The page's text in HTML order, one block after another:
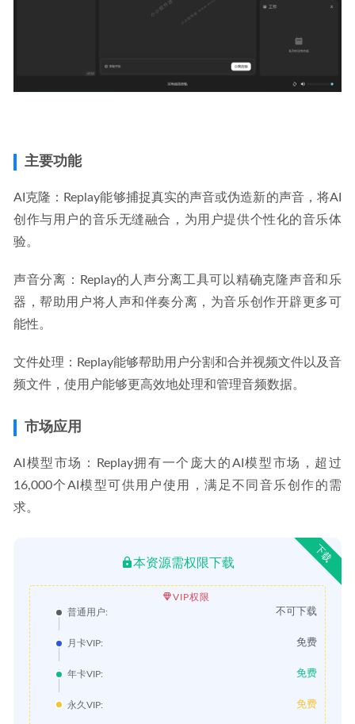
主要功能
AI克隆：Replay能够捕捉真实的声音或伪造新的声音，将AI
创作与用户的音乐无缝融合，为用户提供个性化的音乐体
验。
声音分离：Replay的人声分离工具可以精确克隆声音和乐
器，帮助用户将人声和伴奏分离，为音乐创作开辟更多可
能性。
文件处理：Replay能够帮助用户分割和合并视频文件以及音
频文件，使用户能够更高效地处理和管理音频数据。
市场应用
AI模型市场：Replay拥有一个庞大的AI模型市场，超过
16,000个AI模型可供用户使用，满足不同音乐创作的需
求。
下载
本资源需权限下载
VIP权限
普通用户:
不可下载
月卡VIP: 免费
年卡VIP: 免费
永久VIP: 免费